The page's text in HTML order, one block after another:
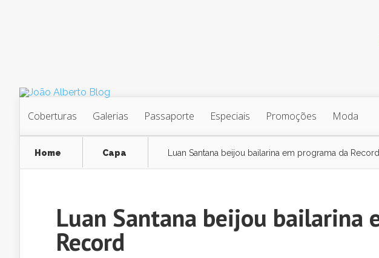
Coberturas Galerias Passaporte Especiais Promoções Moda
Home Capa Luan Santana beijou bailarina em programa da Record
Luan Santana beijou bailarina
Record